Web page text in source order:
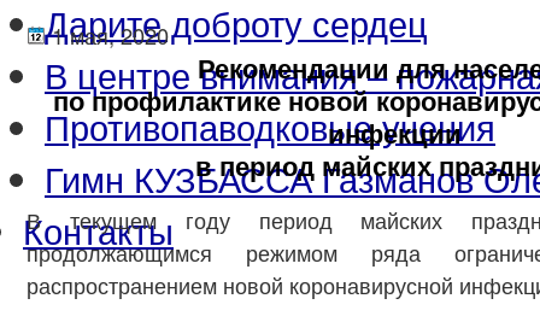
Дарите доброту сердец
В центре внимания –
Противопаводковые учения
Гимн КУЗБАССА Газманов
Контакты
1 мая, 2020
Рекомендации для
по профилактике новой
инфекции
в период майских
В текущем году период майских
продолжающимся режимом ряда
распространением новой коронавирусной